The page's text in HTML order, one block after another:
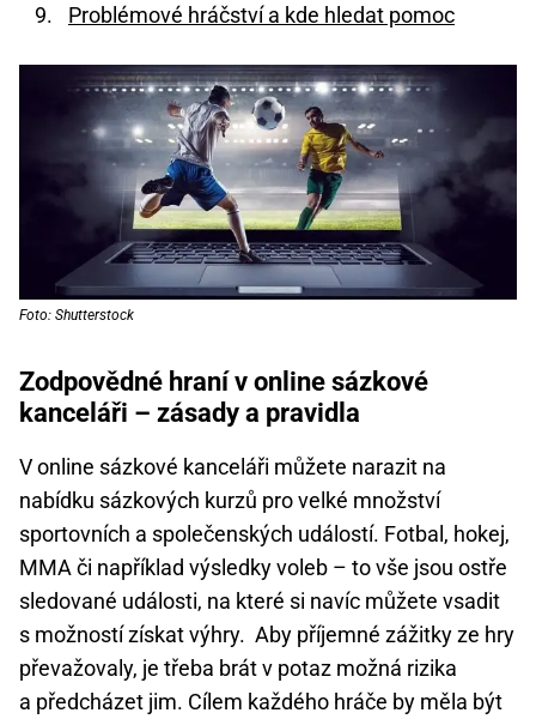
Problémové hráčství a kde hledat pomoc
Foto: Shutterstock
Zodpovědné hraní v online sázkové
kanceláři – zásady a pravidla
V online sázkové kanceláři můžete narazit na
nabídku sázkových kurzů pro velké množství
sportovních a společenských událostí. Fotbal, hokej,
MMA či například výsledky voleb – to vše jsou ostře
sledované události, na které si navíc můžete vsadit
s možností získat výhry. Aby příjemné zážitky ze hry
převažovaly, je třeba brát v potaz možná rizika
a předcházet jim. Cílem každého hráče by měla být